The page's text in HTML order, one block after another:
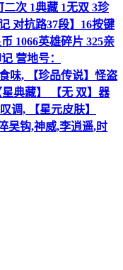
二次 1典藏 1无双 3珍
对抗路37段】16按键
1066英雄碎片 325亲
营地号：
味, 【珍品传说】怪盗
典藏】 【无 双】器
调, 【星元皮肤】
吴钩,神威,李逍遥,时